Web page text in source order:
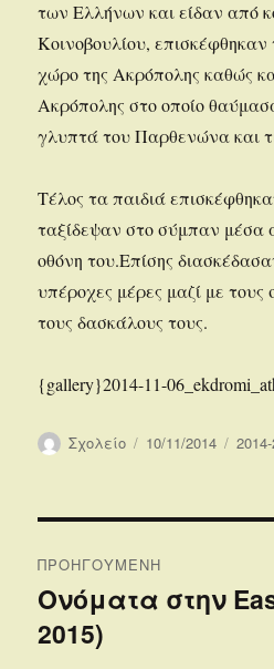
των Ελλήνων και είδαν από
Κοινοβουλίου, επισκέφθηκαν
χώρο της Ακρόπολης καθώς
Ακρόπολης στο οποίο
γλυπτά του Παρθενώνα και
Τέλος τα παιδιά
ταξίδεψαν στο σύμπαν μέσα
οθόνη του.Επίσης
υπέροχες μέρες μαζί με τους
τους δασκάλους τους.
{gallery}2014-11-
Συντάκτης
Σχολείο
Δημοσιεύτηκε
10/11/2014
άρθρων
ΠΡΟΗΓΟΎΜΕΝΗ
Προηγούμενο
άρθρο:
Ονόματα στην
2015)